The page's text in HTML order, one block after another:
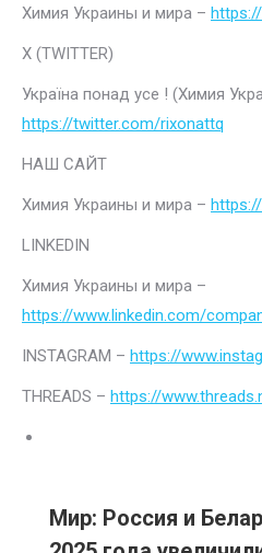
Химия Украины и мира –
Х (TWITTER)
Україна понад усе ! (Химия
https://twitter.com/rixonattq
НАШ САЙТ
Химия Украины и мира –
LINKEDIN
Химия Украины и мира –
https://www.linkedin.com/
INSTAGRAM – https://
THREADS – https://
Мир: Россия и